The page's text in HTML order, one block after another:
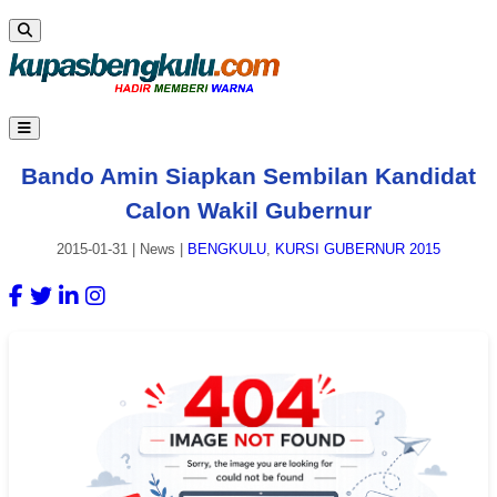
Bando Amin Siapkan Sembilan Kandidat
Calon Wakil Gubernur
2015-01-31 News BENGKULU, KURSI GUBERNUR 2015